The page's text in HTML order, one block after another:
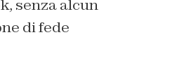
senza alcun
di fede